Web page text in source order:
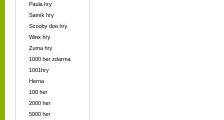
Paula hry
Samík hry
Scooby doo hry
Winx hry
Zuma hry
1000 her zdarma
1001hry
Herna
100 her
2000 her
5000 her